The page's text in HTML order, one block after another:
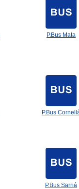
P.Bus Mata
P.Bus
P.Bus Sarriá